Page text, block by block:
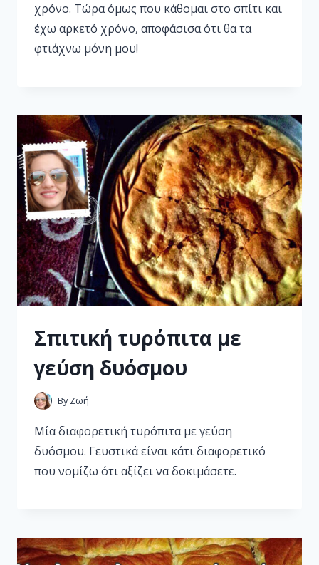
χρόνο. Τώρα όμως που κάθομαι στο σπίτι και
έχω αρκετό χρόνο, αποφάσισα ότι θα τα
φτιάχνω μόνη μου!
Σπιτική τυρόπιτα με
γεύση δυόσμου
By Ζωή
Μία διαφορετική τυρόπιτα με γεύση
δυόσμου. Γευστικά είναι κάτι διαφορετικό
που νομίζω ότι αξίζει να δοκιμάσετε.